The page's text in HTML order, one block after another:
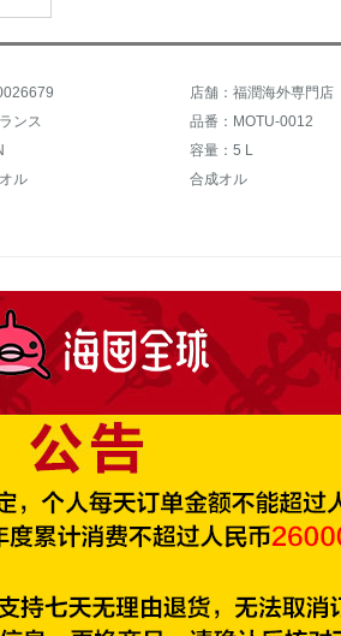
店舗：福潤海外専門店
ンス
品番：MOTU-0012
容量：5 L
ル
合成オル